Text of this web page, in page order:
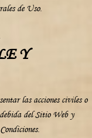
de Uso.
Y
las acciones civiles o
del Sitio Web y